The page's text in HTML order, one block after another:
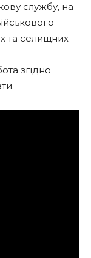
службу, на
та селищних
згідно